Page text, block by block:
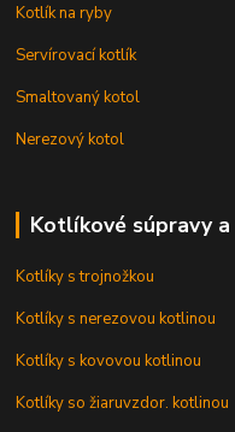
Kotlík na ryby
Servírovací kotlík
Smaltovaný kotol
Nerezový kotol
Kotlíkové súpravy
Kotlíky s trojnožkou
Kotlíky s nerezovou kotlinou
Kotlíky s kovovou kotlinou
Kotlíky so žiaruvzdor. kotlinou